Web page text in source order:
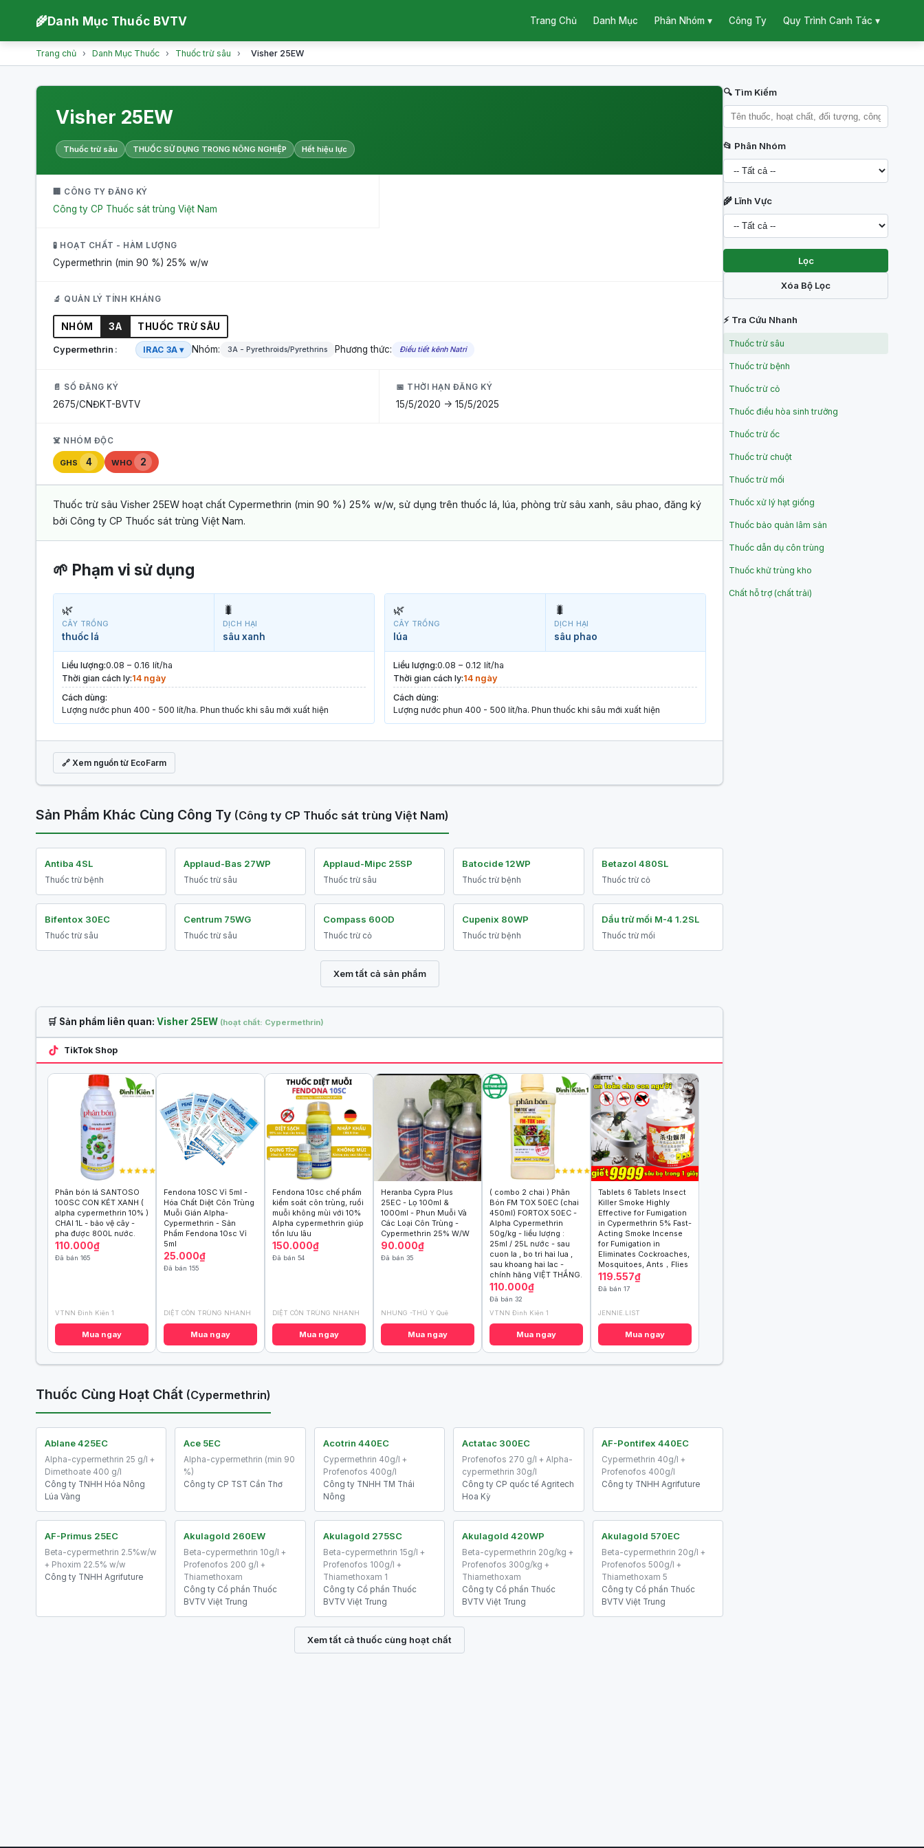
🌾Danh Mục Thuốc BVTV Trang Chủ Danh Mục Phân Nhóm ▾ Công Ty Quy Trình Canh Tác ▾
Trang chủ › Danh Mục Thuốc › Thuốc trừ sâu › Visher 25EW
Visher 25EW
Thuốc trừ sâu THUỐC SỬ DỤNG TRONG NÔNG NGHIỆP Hết hiệu lực
🏢 CÔNG TY ĐĂNG KÝ
Công ty CP Thuốc sát trùng Việt Nam
🧪 HOẠT CHẤT - HÀM LƯỢNG
Cypermethrin (min 90 %) 25% w/w
🔬 QUẢN LÝ TÍNH KHÁNG
NHÓM 3A THUỐC TRỪ SÂU
Cypermethrin IRAC 3A ▾ Nhóm: 3A - Pyrethroids/Pyrethrins Phương thức: Điều tiết kênh Natri
📄 SỐ ĐĂNG KÝ
2675/CNĐKT-BVTV
📅 THỜI HẠN ĐĂNG KÝ
15/5/2020 -> 15/5/2025
☠️ NHÓM ĐỘC
GHS 4 WHO 2
Thuốc trừ sâu Visher 25EW hoạt chất Cypermethrin (min 90 %) 25% w/w, sử dụng trên thuốc lá, lúa, phòng trừ sâu xanh, sâu phao, đăng ký
bởi Công ty CP Thuốc sát trùng Việt Nam.
🌱 Phạm vi sử dụng
🌿
CÂY TRỒNG
thuốc lá
🐛
DỊCH HẠI
sâu xanh
Liều lượng:0.08 – 0.16 lít/ha
Thời gian cách ly:14 ngày
Cách dùng:
Lượng nước phun 400 - 500 lít/ha. Phun thuốc khi sâu mới xuất hiện
🌿
CÂY TRỒNG
lúa
🐛
DỊCH HẠI
sâu phao
Liều lượng:0.08 – 0.12 lít/ha
Thời gian cách ly:14 ngày
Cách dùng:
Lượng nước phun 400 - 500 lít/ha. Phun thuốc khi sâu mới xuất hiện
🔗 Xem nguồn từ EcoFarm
Sản Phẩm Khác Cùng Công Ty (Công ty CP Thuốc sát trùng Việt Nam)
Antiba 4SL
Thuốc trừ bệnh
Applaud-Bas 27WP
Thuốc trừ sâu
Applaud-Mipc 25SP
Thuốc trừ sâu
Batocide 12WP
Thuốc trừ bệnh
Betazol 480SL
Thuốc trừ cỏ
Bifentox 30EC
Thuốc trừ sâu
Centrum 75WG
Thuốc trừ sâu
Compass 60OD
Thuốc trừ cỏ
Cupenix 80WP
Thuốc trừ bệnh
Dầu trừ mối M-4 1.2SL
Thuốc trừ mối
Xem tất cả sản phẩm
🛒 Sản phẩm liên quan: Visher 25EW (hoạt chất: Cypermethrin)
TikTok Shop
Phân bón lá SANTOSO
100SC CON KÉT XANH (
alpha cypermethrin 10% )
CHAI 1L - bảo vệ cây -
pha được 800L nước.
110.000₫
Đã bán 165
VTNN Đình Kiên 1
Mua ngay
Fendona 10SC Vỉ 5ml -
Hóa Chất Diệt Côn Trùng
Muỗi Gián Alpha-
Cypermethrin - Sản
Phẩm Fendona 10sc Vỉ
5ml
25.000₫
Đã bán 155
DIỆT CÔN TRÙNG NHANH
Mua ngay
Fendona 10sc chế phẩm
kiểm soát côn trùng, ruồi
muỗi không mùi với 10%
Alpha cypermethrin giúp
tồn lưu lâu
150.000₫
Đã bán 54
DIỆT CÔN TRÙNG NHANH
Mua ngay
Heranba Cypra Plus
25EC - Lọ 100ml &
1000ml - Phun Muỗi Và
Các Loại Côn Trùng -
Cypermethrin 25% W/W
90.000₫
Đã bán 35
NHUNG -THÚ Y Quê
Mua ngay
( combo 2 chai ) Phân
Bón FM TOX 50EC (chai
450ml) FORTOX 50EC -
Alpha Cypermethrin
50g/kg - liều lượng :
25ml / 25L nước - sau
cuon la , bo tri hai lua ,
sau khoang hai lac -
chính hãng VIỆT THẮNG.
110.000₫
Đã bán 32
VTNN Đình Kiên 1
Mua ngay
Tablets 6 Tablets Insect
Killer Smoke Highly
Effective for Fumigation
in Cypermethrin 5% Fast-
Acting Smoke Incense
for Fumigation in
Eliminates Cockroaches,
Mosquitoes, Ants，Flies
119.557₫
Đã bán 17
JENNIE.LIST
Mua ngay
Thuốc Cùng Hoạt Chất (Cypermethrin)
Ablane 425EC
Alpha-cypermethrin 25 g/l +
Dimethoate 400 g/l
Công ty TNHH Hóa Nông
Lúa Vàng
Ace 5EC
Alpha-cypermethrin (min 90
%)
Công ty CP TST Cần Thơ
Acotrin 440EC
Cypermethrin 40g/l +
Profenofos 400g/l
Công ty TNHH TM Thái
Nông
Actatac 300EC
Profenofos 270 g/l + Alpha-
cypermethrin 30g/l
Công ty CP quốc tế Agritech
Hoa Kỳ
AF-Pontifex 440EC
Cypermethrin 40g/l +
Profenofos 400g/l
Công ty TNHH Agrifuture
AF-Primus 25EC
Beta-cypermethrin 2.5%w/w
+ Phoxim 22.5% w/w
Công ty TNHH Agrifuture
Akulagold 260EW
Beta-cypermethrin 10g/l +
Profenofos 200 g/l +
Thiamethoxam
Công ty Cổ phần Thuốc
BVTV Việt Trung
Akulagold 275SC
Beta-cypermethrin 15g/l +
Profenofos 100g/l +
Thiamethoxam 1
Công ty Cổ phần Thuốc
BVTV Việt Trung
Akulagold 420WP
Beta-cypermethrin 20g/kg +
Profenofos 300g/kg +
Thiamethoxam
Công ty Cổ phần Thuốc
BVTV Việt Trung
Akulagold 570EC
Beta-cypermethrin 20g/l +
Profenofos 500g/l +
Thiamethoxam 5
Công ty Cổ phần Thuốc
BVTV Việt Trung
Xem tất cả thuốc cùng hoạt chất
🔍 Tìm Kiếm
📂 Phân Nhóm
🌾 Lĩnh Vực
Lọc
Xóa Bộ Lọc
⚡ Tra Cứu Nhanh
Thuốc trừ sâu
Thuốc trừ bệnh
Thuốc trừ cỏ
Thuốc điều hòa sinh trưởng
Thuốc trừ ốc
Thuốc trừ chuột
Thuốc trừ mối
Thuốc xử lý hạt giống
Thuốc bảo quản lâm sản
Thuốc dẫn dụ côn trùng
Thuốc khử trùng kho
Chất hỗ trợ (chất trải)